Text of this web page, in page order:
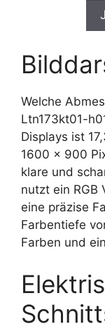
Welche
Ltn173kt01-
Displays ist
1600 x 900
klare und
nutzt ein RGB
eine präzise
Farbentiefe
Farben und